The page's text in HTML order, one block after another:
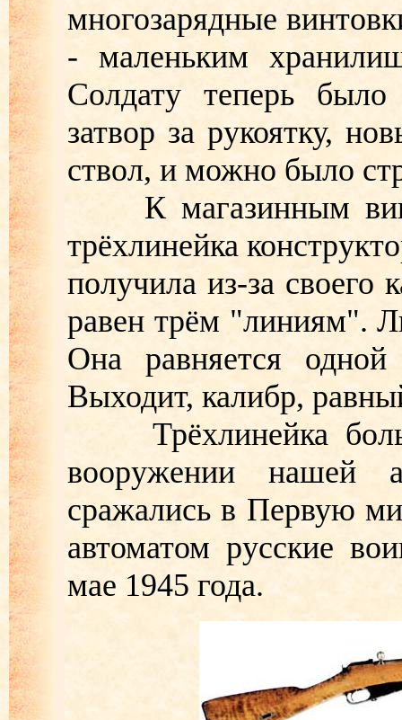
многозарядные
- маленьким
Солдату теперь было
затвор за рукоятку,
ствол, и можно было
К магазинным
трёхлинейка
получила из-за своего
равен трём "линиям".
Она равняется
Выходит, калибр,
Трёхлинейка
вооружении
сражались в Первую
автоматом русские
мае 1945 года.